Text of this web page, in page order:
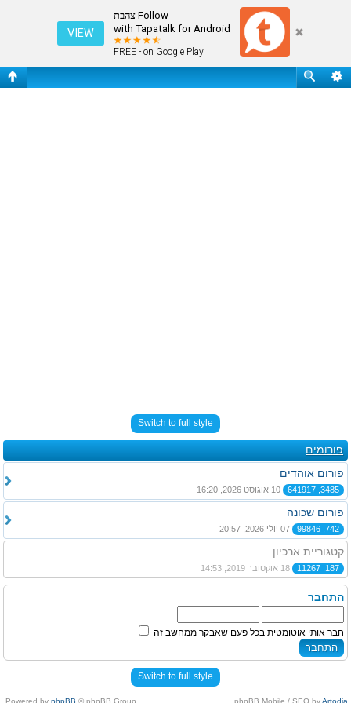
Follow צהבת
with Tapatalk for Android
FREE - on Google Play
VIEW
עמוד ראשי
Switch to full style
פורומים
פורום אוהדים
3485, 641917
פורום שכונה
742, 99846
קטגוריית ארכיון
187, 11267
התחבר
חבר אותי אוטומטית בכל פעם שאבקר ממחשב זה
Switch to full style